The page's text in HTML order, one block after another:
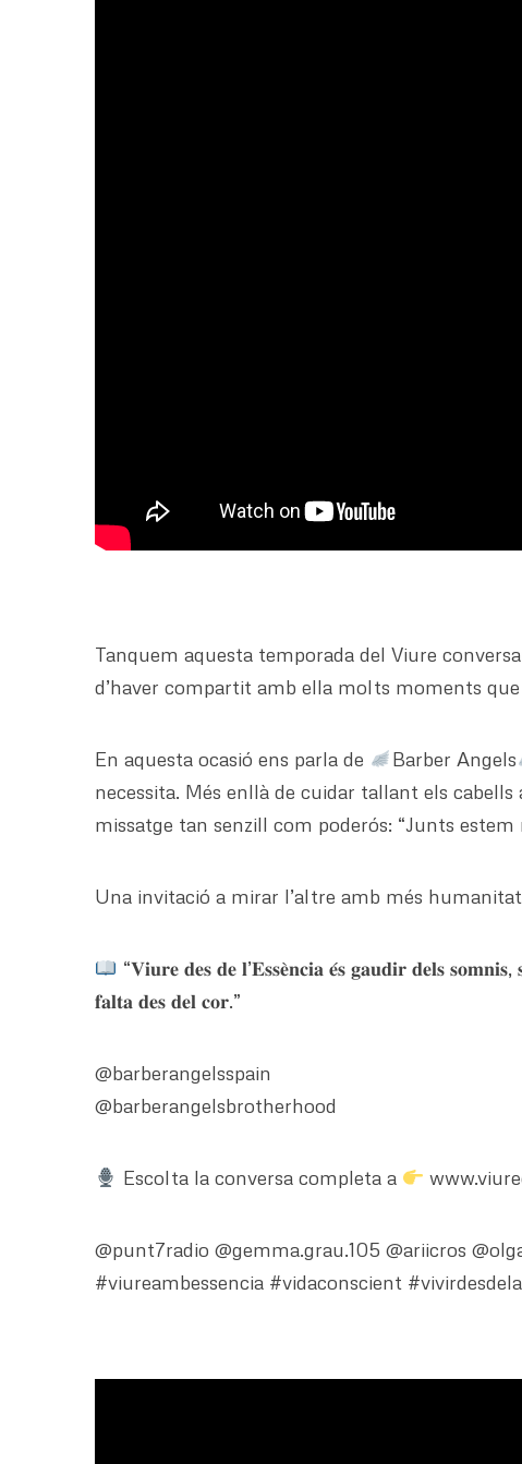
Tanquem aquesta temporada del Viure
d’haver compartit amb ella molts moments
En aquesta ocasió ens parla de Barber Angels
necessita. Més enllà de cuidar tallant els
missatge tan senzill com poderós: “Junts estem
Una invitació a mirar l’altre amb més
“𝐕𝐢𝐮𝐫𝐞 𝐝𝐞𝐬 𝐝𝐞 𝐥’𝐄𝐬𝐬𝐞̀𝐧𝐜𝐢𝐚 𝐞́𝐬 𝐠𝐚𝐮𝐝𝐢𝐫 𝐝𝐞𝐥𝐬
𝐟𝐚𝐥𝐭𝐚 𝐝𝐞𝐬 𝐝𝐞𝐥 𝐜𝐨𝐫.”
@barberangelsspain
@barberangelsbrotherhood
Escolta la conversa completa a
@punt7radio @gemma.grau.105 @ariicros
#viureambessencia #vidaconscient